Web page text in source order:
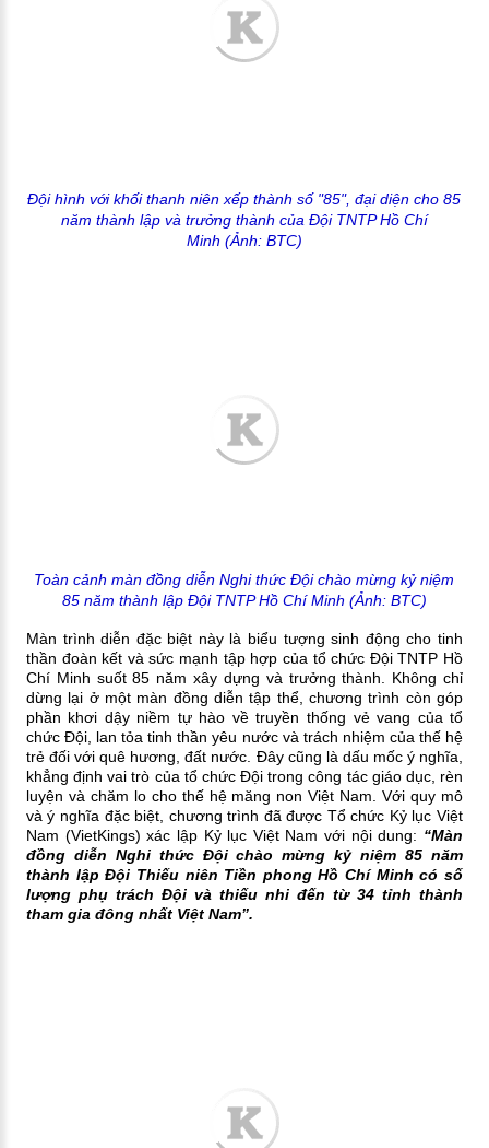
Đội hình với khối thanh niên xếp thành số "85", đại diện cho 85
năm thành lập và trưởng thành của Đội TNTP Hồ Chí
Minh (Ảnh: BTC)
Toàn cảnh màn đồng diễn Nghi thức Đội chào mừng kỷ niệm
85 năm thành lập Đội TNTP Hồ Chí Minh (Ảnh: BTC)
Màn trình diễn đặc biệt này là biểu tượng sinh động cho tinh
thần đoàn kết và sức mạnh tập hợp của tổ chức Đội TNTP Hồ
Chí Minh suốt 85 năm xây dựng và trưởng thành. Không chỉ
dừng lại ở một màn đồng diễn tập thể, chương trình còn góp
phần khơi dậy niềm tự hào về truyền thống vẻ vang của tổ
chức Đội, lan tỏa tinh thần yêu nước và trách nhiệm của thế hệ
trẻ đối với quê hương, đất nước. Đây cũng là dấu mốc ý nghĩa,
khẳng định vai trò của tổ chức Đội trong công tác giáo dục, rèn
luyện và chăm lo cho thế hệ măng non Việt Nam.Với quy mô
và ý nghĩa đặc biệt, chương trình đã được Tổ chức Kỷ lục Việt
Nam (VietKings) xác lập Kỷ lục Việt Nam với nội dung: “Màn
đồng diễn Nghi thức Đội chào mừng kỷ niệm 85 năm
thành lập Đội Thiếu niên Tiền phong Hồ Chí Minh có số
lượng phụ trách Đội và thiếu nhi đến từ 34 tỉnh thành
tham gia đông nhất Việt Nam”.